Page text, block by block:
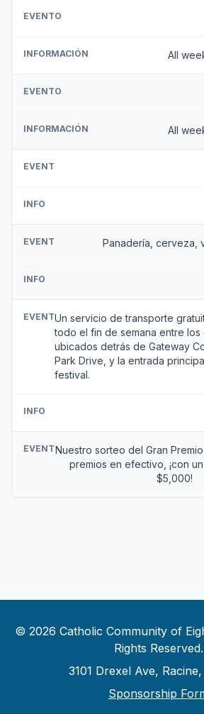
EVENTO
INFORMACIÓN All
EVENTO
INFORMACIÓN All
EVENT
INFO
EVENT Panadería, cerveza,
INFO
EVENTUn servicio de transporte
todo el fin de semana entre los
ubicados detrás de Gateway
Park Drive, y la entrada
festival.
INFO
EVENTNuestro sorteo del Gran
premios en efectivo, ¡con
$5,000!
© 2026 Catholic Community of
Rights Reserved.
3101 Drexel Ave,
Sponsorship